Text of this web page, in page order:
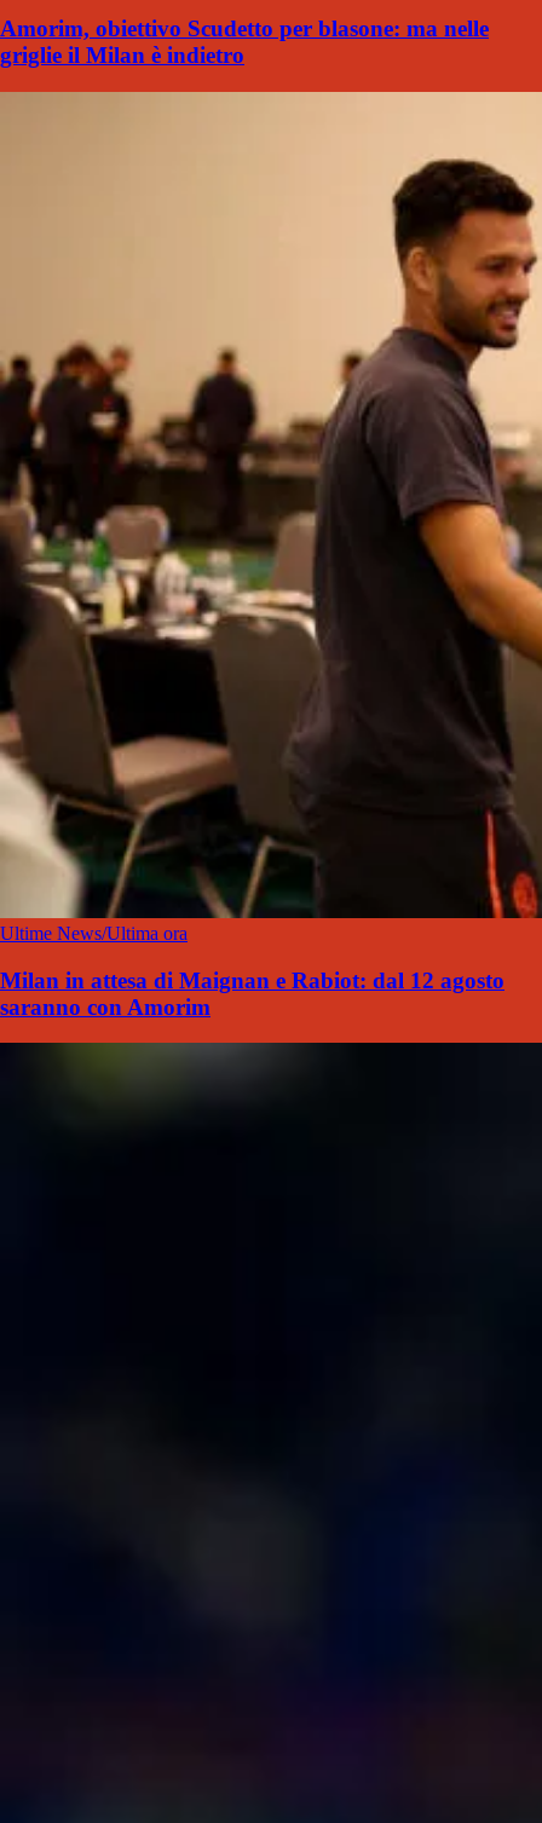
Amorim, obiettivo Scudetto per blasone: ma nelle
griglie il Milan è indietro
Ultime News/Ultima ora
Milan in attesa di Maignan e Rabiot: dal 12 agosto
saranno con Amorim